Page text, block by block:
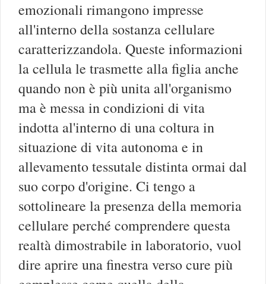
emozionali rimangono impresse
all'interno della sostanza cellulare
caratterizzandola. Queste informazioni
la cellula le trasmette alla figlia anche
quando non è più unita all'organismo
ma è messa in condizioni di vita
indotta al'interno di una coltura in
situazione di vita autonoma e in
allevamento tessutale distinta ormai dal
suo corpo d'origine. Ci tengo a
sottolineare la presenza della memoria
cellulare perché comprendere questa
realtà dimostrabile in laboratorio, vuol
dire aprire una finestra verso cure più